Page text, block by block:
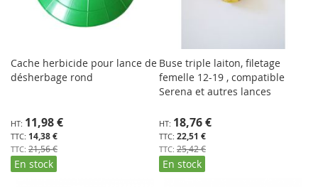
Cache herbicide pour lance de
désherbage rond
Prix
Spécial14,38 €
11,98 €
21,56 €
En stock
Buse triple laiton, filetage
femelle 12-19 , compatible
Serena et autres lances
Prix
Spécial22,51 €
18,76 €
25,42 €
En stock